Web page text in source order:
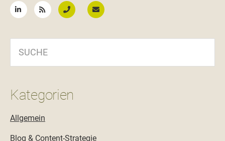
Kategorien
Allgemein
Blog & Content-Strategie